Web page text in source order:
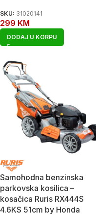
SKU: 31020141
299 KM
DODAJ U KORPU
Samohodna benzinska
parkovska kosilica –
kosačica Ruris RX444S
4.6KS 51cm by Honda